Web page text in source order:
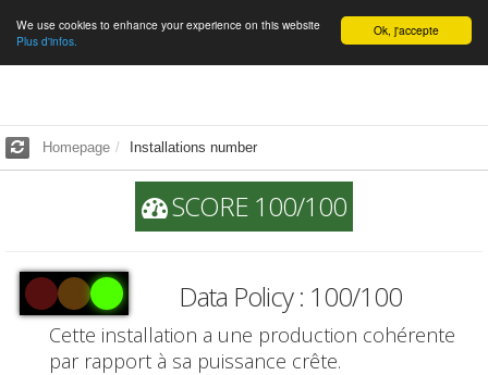
English Ok, j'accepte
We use cookies to enhance your experience on this website
Plus d'infos.
Homepage Installations number
SCORE 100/100
Data Policy : 100/100
Cette installation a une production cohérente
par rapport à sa puissance crête.